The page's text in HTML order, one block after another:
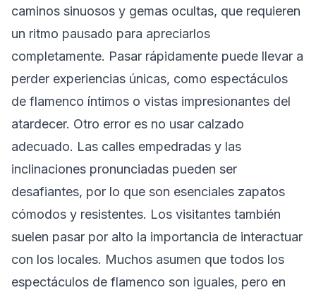
caminos sinuosos y gemas ocultas, que requieren
un ritmo pausado para apreciarlos
completamente. Pasar rápidamente puede llevar a
perder experiencias únicas, como espectáculos
de flamenco íntimos o vistas impresionantes del
atardecer. Otro error es no usar calzado
adecuado. Las calles empedradas y las
inclinaciones pronunciadas pueden ser
desafiantes, por lo que son esenciales zapatos
cómodos y resistentes. Los visitantes también
suelen pasar por alto la importancia de interactuar
con los locales. Muchos asumen que todos los
espectáculos de flamenco son iguales, pero en